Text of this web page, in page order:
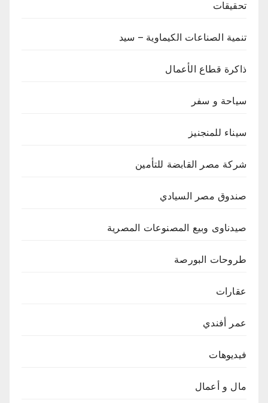
تحقيقات
تنمية الصناعات الكيماوية – سيد
ذاكرة قطاع الأعمال
سياحة و سفر
سيناء للمنجنيز
شركة مصر القابضة للتأمين
صندوق مصر السيادي
صيدناوى وبيع المصنوعات المصرية
طروحات البورصة
عقارات
عمر أفندي
فيديوهات
مال و أعمال